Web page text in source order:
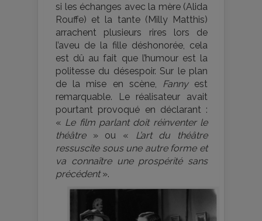
si les échanges avec la mère (Alida
Rouffe) et la tante (Milly Matthis)
arrachent plusieurs rires lors de
l’aveu de la fille déshonorée, cela
est dû au fait que l’humour est la
politesse du désespoir. Sur le plan
de la mise en scène, Fannyest
remarquable. Le réalisateur avait
pourtant provoqué en déclarant :
« Le film parlant doit réinventer le
théâtre» ou « L’art du théâtre
ressuscite sous une autre forme et
va connaître une prospérité sans
précédent».